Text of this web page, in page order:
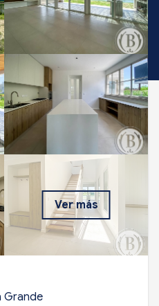
Ver más
Grande